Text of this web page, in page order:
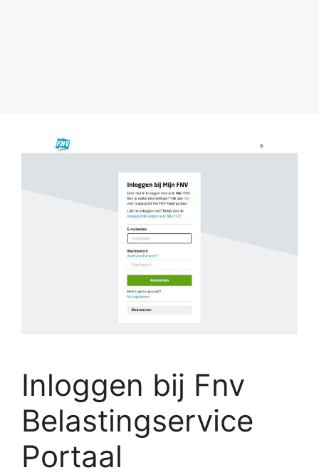
Inloggen bij Fnv
Belastingservice
Portaal